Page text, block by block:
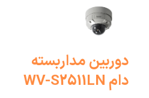
دوربین مداربسته
دام WV-S2511LN